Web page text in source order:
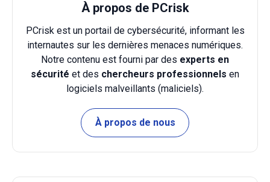
À propos de PCrisk
PCrisk est un portail de cybersécurité, informant les
internautes sur les dernières menaces numériques.
Notre contenu est fourni par des experts en
sécurité et des chercheurs professionnels en
logiciels malveillants (maliciels).
À propos de nous